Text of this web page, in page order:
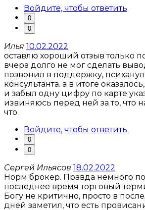
Войдите, чтобы ответить
0
0
Илья 10.02.2022
оставлю хороший отзыв только
вчера долго не мог сделать
позвонил в поддержку,
консультанта. а в итоге
и забыл одну цифру по карте
извиняюсь перед ней за то, что
что.
Войдите, чтобы ответить
0
0
Сергей Ильясов 18.02.2022
Норм брокер. Правда немного
последнее время торговый
Богу не критично, просто в
дней заметил, что есть